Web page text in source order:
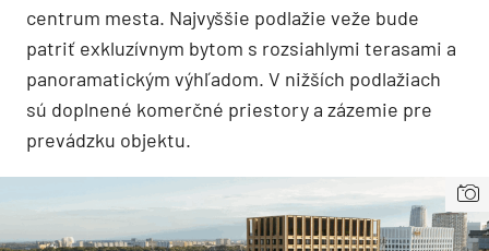
centrum mesta. Najvyššie podlažie veže bude
patriť exkluzívnym bytom s rozsiahlymi terasami a
panoramatickým výhľadom. V nižších podlažiach
sú doplnené komerčné priestory a zázemie pre
prevádzku objektu.